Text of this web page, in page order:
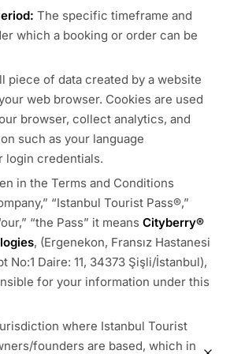
The specific timeframe and
which a booking or order can be
piece of data created by a website
web browser. Cookies are used
browser, collect analytics, and
such as your language
login credentials.
in the Terms and Conditions
“Istanbul Tourist Pass®,”
“the Pass” it means Cityberry®
, (Ergenekon, Fransız Hastanesi
No:1 Daire: 11, 34373 Şişli/İstanbul),
for your information under this
where Istanbul Tourist
founders are based, which in